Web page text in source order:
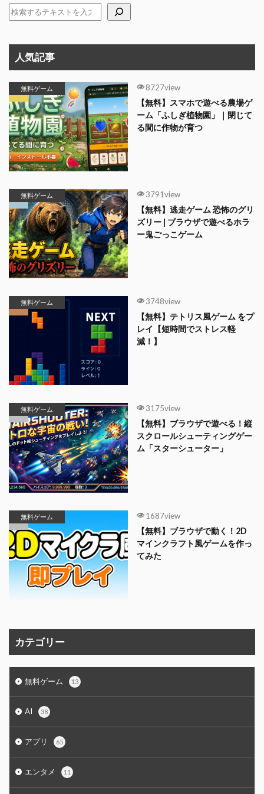
人気記事
無料ゲーム 8727view
【無料】スマホで遊べる農場ゲ
ーム「ふしぎ植物園」｜閉じて
る間に作物が育つ
無料ゲーム 3791view
【無料】逃走ゲーム 恐怖のグリ
ズリー | ブラウザで遊べるホラ
ー鬼ごっこゲーム
無料ゲーム 3748view
【無料】テトリス風ゲーム をプ
レイ【短時間でストレス軽
減！】
無料ゲーム 3175view
【無料】ブラウザで遊べる！縦
スクロールシューティングゲー
ム「スターシューター」
無料ゲーム 1687view
【無料】ブラウザで動く！2D
マインクラフト風ゲームを作っ
てみた
カテゴリー
無料ゲーム 13
AI 38
アプリ 65
エンタメ 11